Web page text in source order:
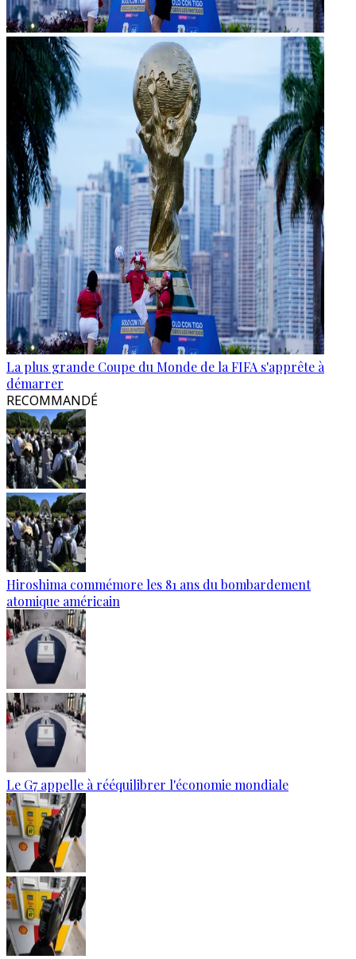
La plus grande Coupe du Monde de la FIFA s'apprête à
démarrer
RECOMMANDÉ
Hiroshima commémore les 81 ans du bombardement
atomique américain
Le G7 appelle à rééquilibrer l'économie mondiale